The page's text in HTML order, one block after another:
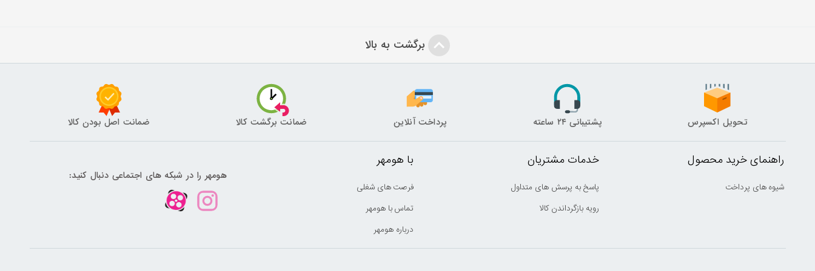
برگشت به بالا
تحویل اکسپرس پشتیبانی ۲۴ ساعته پرداخت آنلاین ضمانت برگشت کالا ضمانت اصل بودن کالا
راهنمای خرید محصول
شیوه های پرداخت
خدمات مشتریان
پاسخ به پرسش های متداول
رویه بازگرداندن کالا
با هومهر
فرصت های شغلی
تماس با هومهر
درباره هومهر
هومهر را در شبکه های اجتماعی دنبال کنید: